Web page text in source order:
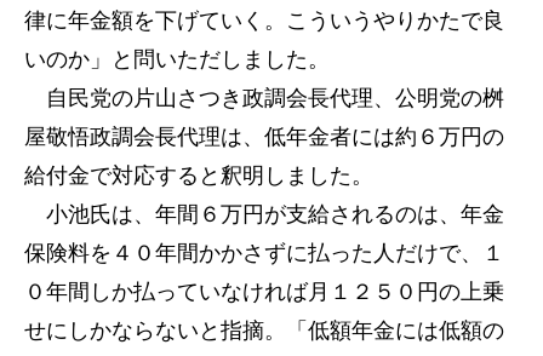
律に年金額を下げていく。こういうやりかたで良
いのか」と問いただしました。
自民党の片山さつき政調会長代理、公明党の桝
屋敬悟政調会長代理は、低年金者には約６万円の
給付金で対応すると釈明しました。
小池氏は、年間６万円が支給されるのは、年金
保険料を４０年間かかさずに払った人だけで、１
０年間しか払っていなければ月１２５０円の上乗
せにしかならないと指摘。「低額年金には低額の